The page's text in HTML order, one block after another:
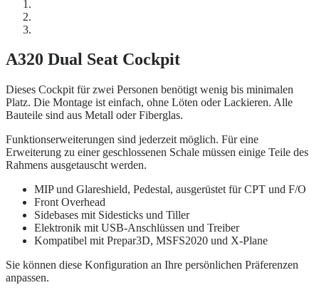
A320 Dual Seat Cockpit
Dieses Cockpit für zwei Personen benötigt wenig bis minimalen
Platz. Die Montage ist einfach, ohne Löten oder Lackieren. Alle
Bauteile sind aus Metall oder Fiberglas.
Funktionserweiterungen sind jederzeit möglich. Für eine
Erweiterung zu einer geschlossenen Schale müssen einige Teile des
Rahmens ausgetauscht werden.
MIP und Glareshield, Pedestal, ausgerüstet für CPT und F/O
Front Overhead
Sidebases mit Sidesticks und Tiller
Elektronik mit USB-Anschlüssen und Treiber
Kompatibel mit Prepar3D, MSFS2020 und X-Plane
Sie können diese Konfiguration an Ihre persönlichen Präferenzen
anpassen.